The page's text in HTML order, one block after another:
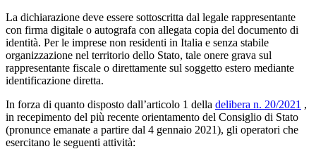
La dichiarazione deve essere sottoscritta dal legale rappresentante
con firma digitale o autografa con allegata copia del documento di
identità. Per le imprese non residenti in Italia e senza stabile
organizzazione nel territorio dello Stato, tale onere grava sul
rappresentante fiscale o direttamente sul soggetto estero mediante
identificazione diretta.
In forza di quanto disposto dall’articolo 1 della delibera n. 20/2021 ,
in recepimento del più recente orientamento del Consiglio di Stato
(pronunce emanate a partire dal 4 gennaio 2021), gli operatori che
esercitano le seguenti attività: